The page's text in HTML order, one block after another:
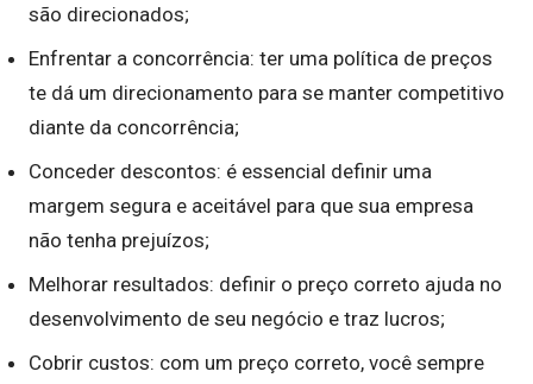
são direcionados;
Enfrentar a concorrência: ter uma política de preços
te dá um direcionamento para se manter competitivo
diante da concorrência;
Conceder descontos: é essencial definir uma
margem segura e aceitável para que sua empresa
não tenha prejuízos;
Melhorar resultados: definir o preço correto ajuda no
desenvolvimento de seu negócio e traz lucros;
Cobrir custos: com um preço correto, você sempre